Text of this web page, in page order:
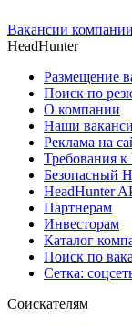
Вакансии компании
HeadHunter
Размещение
Поиск по
О компании
Наши
Реклама на
Требования
Безопасный
HeadHunter
Партнерам
Инвесторам
Каталог
Поиск по
Сетка:
Соискателям